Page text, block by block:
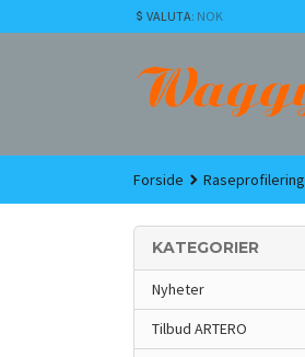
til
VALUTA: NOK
Forside Raseprofilering
KATEGORIER
Nyheter
Tilbud ARTERO